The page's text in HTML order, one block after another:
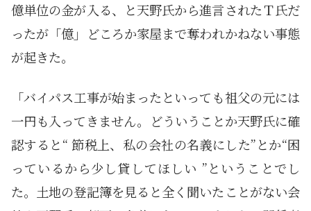
億単位の金が入る、と天野氏から進言されたＴ氏だ
ったが「億」どころか家屋まで奪われかねない事態
が起きた。
「バイパス工事が始まったといっても祖父の元には
一円も入ってきません。どういうことか天野氏に確
認すると“ 節税上、私の会社の名義にした”とか“困
っているから少し貸してほしい ”ということでし
た。土地の登記簿を見ると全く聞いたことがない会